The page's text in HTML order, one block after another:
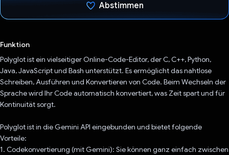
Abstimmen
Funktion
Polyglot ist ein vielseitiger Online-Code-Editor, der C, C++, Python,
Java, JavaScript und Bash unterstützt. Es ermöglicht das nahtlose
Schreiben, Ausführen und Konvertieren von Code. Beim Wechseln der
Sprache wird Ihr Code automatisch konvertiert, was Zeit spart und für
Kontinuität sorgt.
Polyglot ist in die Gemini API eingebunden und bietet folgende
Vorteile:
1. Codekonvertierung (mit Gemini): Sie können ganz einfach zwischen